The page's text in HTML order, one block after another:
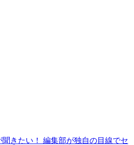
きたい！ 編集部が独自の目線でセ